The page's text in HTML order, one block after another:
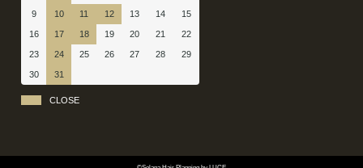
9 10 11 12 13 14 15
16 17 18 19 20 21 22
23 24 25 26 27 28 29
30 31
CLOSE